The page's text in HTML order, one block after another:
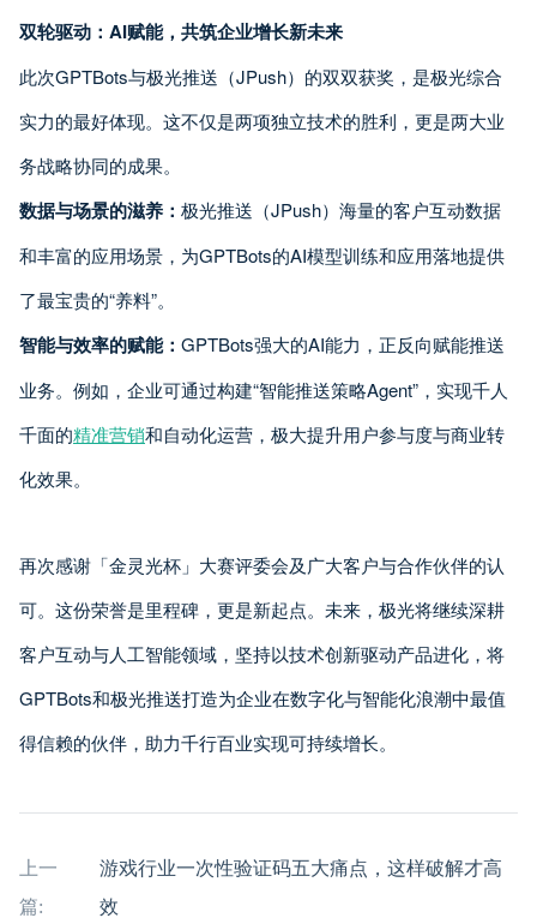
双轮驱动：AI赋能，共筑企业增长新未来
此次GPTBots与极光推送（JPush）的双双获奖，是极光综合
实力的最好体现。这不仅是两项独立技术的胜利，更是两大业
务战略协同的成果。
数据与场景的滋养： 极光推送（JPush）海量的客户互动数据
和丰富的应用场景，为GPTBots的AI模型训练和应用落地提供
了最宝贵的“养料”。
智能与效率的赋能： GPTBots强大的AI能力，正反向赋能推送
业务。例如，企业可通过构建“智能推送策略Agent”，实现千人
千面的精准营销和自动化运营，极大提升用户参与度与商业转
化效果。
再次感谢「金灵光杯」大赛评委会及广大客户与合作伙伴的认
可。这份荣誉是里程碑，更是新起点。未来，极光将继续深耕
客户互动与人工智能领域，坚持以技术创新驱动产品进化，将
GPTBots和极光推送打造为企业在数字化与智能化浪潮中最值
得信赖的伙伴，助力千行百业实现可持续增长。
上一
篇:
游戏行业一次性验证码五大痛点，这样破解才高
效